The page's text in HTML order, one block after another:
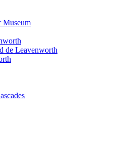
Museum
de Leavenworth